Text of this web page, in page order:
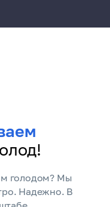
голодом? Мы
Надежно. В